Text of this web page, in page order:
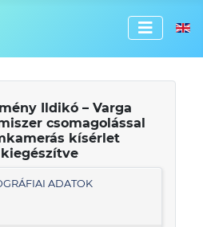
Ildikó – Varga
csomagolással
kísérlet
ADATOK